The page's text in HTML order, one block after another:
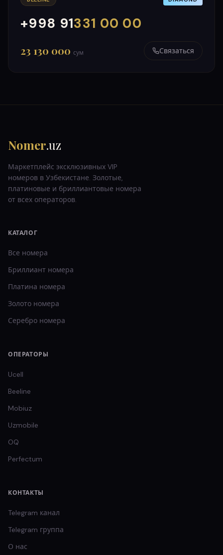
+998 91331 00 00
000
999
23 130 000 сум Связаться
Nomer.uz
Маркетплейс эксклюзивных VIP
номеров в Узбекистане. Золотые,
платиновые и бриллиантовые номера
от всех операторов.
КАТАЛОГ
Все номера
Бриллиант номера
Платина номера
Золото номера
Серебро номера
ОПЕРАТОРЫ
Ucell
Beeline
Mobiuz
Uzmobile
OQ
Perfectum
КОНТАКТЫ
Telegram канал
Telegram группа
О нас